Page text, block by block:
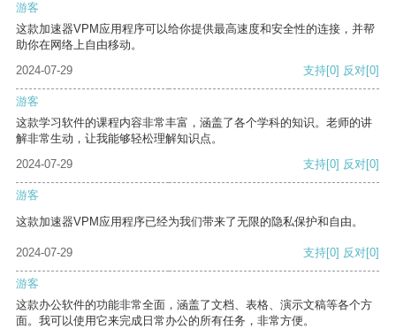
游客
这款加速器VPM应用程序可以给你提供最高速度和安全性的连接，并帮
助你在网络上自由移动。
2024-07-29
支持[0] 反对[0]
游客
这款学习软件的课程内容非常丰富，涵盖了各个学科的知识。老师的讲
解非常生动，让我能够轻松理解知识点。
2024-07-29
支持[0] 反对[0]
游客
这款加速器VPM应用程序已经为我们带来了无限的隐私保护和自由。
2024-07-29 支持[0] 反对[0]
游客
这款办公软件的功能非常全面，涵盖了文档、表格、演示文稿等各个方
面。我可以使用它来完成日常办公的所有任务，非常方便。